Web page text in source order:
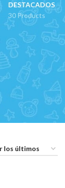
DESTACADOS
30 Products